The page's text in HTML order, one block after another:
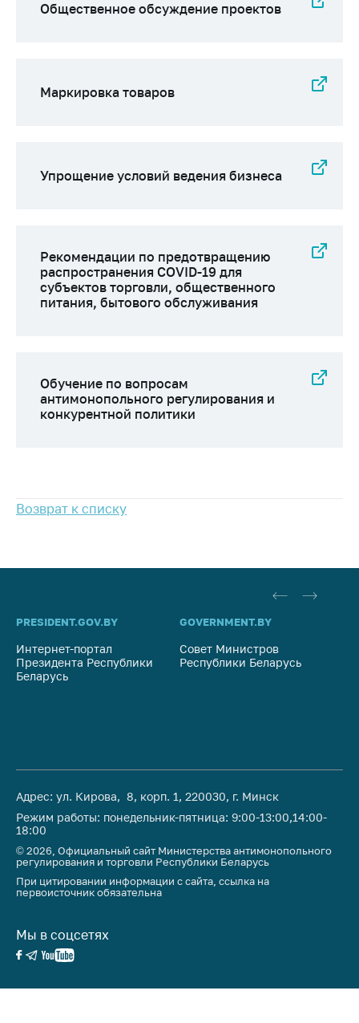
Общественное обсуждение проектов
Маркировка товаров
Упрощение условий ведения бизнеса
Рекомендации по предотвращению
распространения COVID-19 для
субъектов торговли, общественного
питания, бытового обслуживания
Обучение по вопросам
антимонопольного регулирования и
конкурентной политики
Возврат к списку
PRESIDENT.GOV.BY
Интернет-портал
Президента Республики
Беларусь
GOVERNMENT.BY
Совет Министров
Республики Беларусь
Адрес: ул. Кирова, 8, корп. 1, 220030, г. Минск
Режим работы: понедельник-пятница: 9:00-13:00,14:00-
18:00
© 2026, Официальный сайт Министерства антимонопольного
регулирования и торговли Республики Беларусь
При цитировании информации с сайта, ссылка на
первоисточник обязательна
Мы в соцсетях